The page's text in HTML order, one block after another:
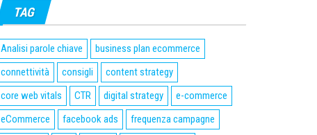
TAG
Analisi parole chiave
business plan ecommerce
connettività
consigli
content strategy
core web vitals
CTR digital strategy
e-commerce
eCommerce
facebook ads
frequenza campagne